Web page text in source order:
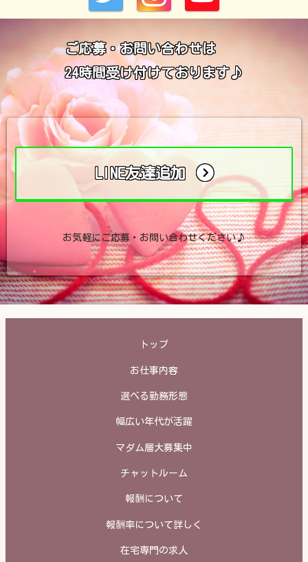
ご応募・お問い合わせは
24時間受け付けております♪
LINE友達追加
お気軽にご応募・お問い合わせください♪
トップ
お仕事内容
選べる勤務形態
幅広い年代が活躍
マダム層大募集中
チャットルーム
報酬について
報酬率について詳しく
在宅専門の求人